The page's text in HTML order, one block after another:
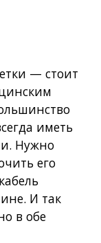
— стоит
иметь
Нужно
его
И так
в обе